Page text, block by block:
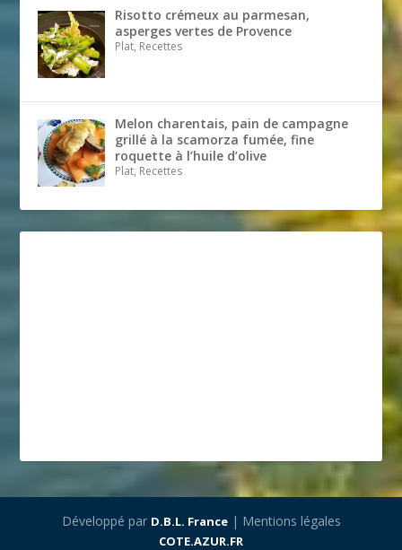
Risotto crémeux au parmesan,
asperges vertes de Provence
Plat, Recettes
Melon charentais, pain de campagne
grillé à la scamorza fumée, fine
roquette à l’huile d’olive
Plat, Recettes
Développé par D.B.L. France| Mentions légales
COTE.AZUR.FR